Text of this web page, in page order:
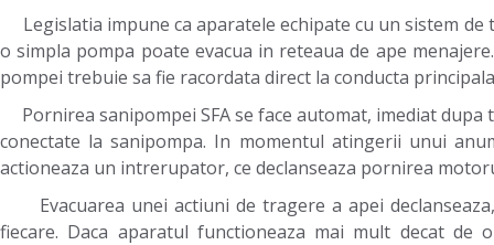
Legislatia impune ca aparatele echipate cu un sistem de
o simpla pompa poate evacua in reteaua de ape
pompei trebuie sa fie racordata direct la conducta
Pornirea sanipompei SFA se face automat, imediat
conectate la sanipompa. In momentul atingerii unui
actioneaza un intrerupator, ce declanseaza pornirea
Evacuarea unei actiuni de tragere a apei
fiecare. Daca aparatul functioneaza mai mult decat de